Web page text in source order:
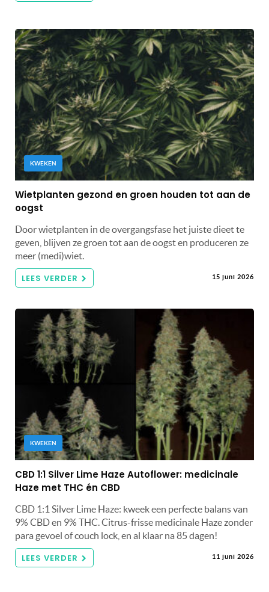
KWEKEN
Wietplanten gezond en groen houden tot aan de
oogst
Door wietplanten in de overgangsfase het juiste dieet te
geven, blijven ze groen tot aan de oogst en produceren ze
meer (medi)wiet.
LEES VERDER 15 juni 2026
KWEKEN
CBD 1:1 Silver Lime Haze Autoflower: medicinale
Haze met THC én CBD
CBD 1:1 Silver Lime Haze: kweek een perfecte balans van
9% CBD en 9% THC. Citrus-frisse medicinale Haze zonder
para gevoel of couch lock, en al klaar na 85 dagen!
LEES VERDER 11 juni 2026